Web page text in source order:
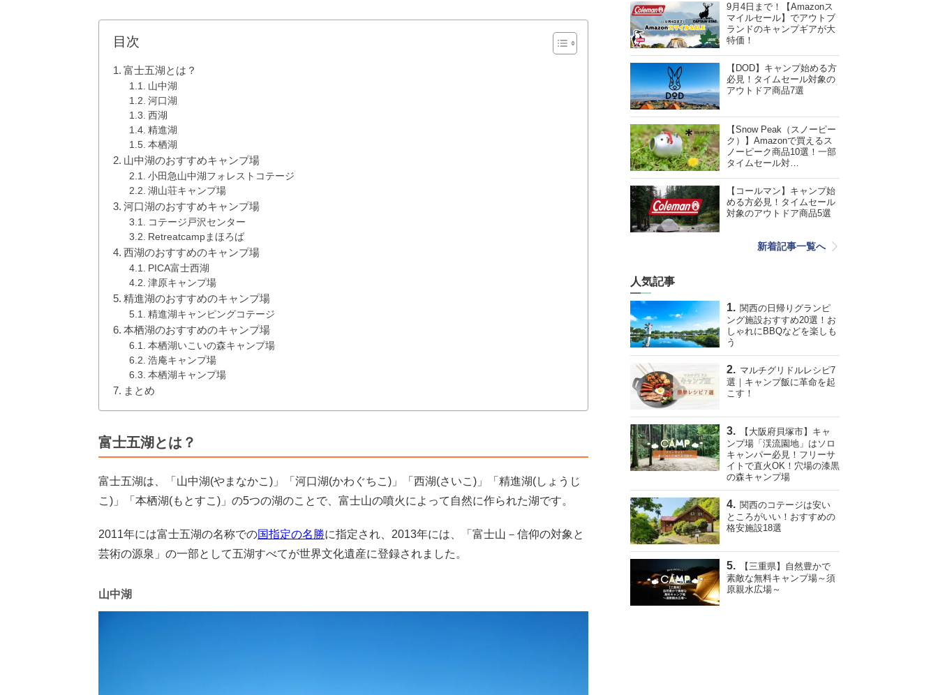
目次
富士五湖とは？
山中湖
河口湖
西湖
精進湖
本栖湖
山中湖のおすすめキャンプ場
小田急山中湖フォレストコテージ
湖山荘キャンプ場
河口湖のおすすめキャンプ場
コテージ戸沢センター
Retreatcampまほろば
西湖のおすすめのキャンプ場
PICA富士西湖
津原キャンプ場
精進湖のおすすめのキャンプ場
精進湖キャンピングコテージ
本栖湖のおすすめのキャンプ場
本栖湖いこいの森キャンプ場
浩庵キャンプ場
本栖湖キャンプ場
まとめ
富士五湖とは？
富士五湖は、「山中湖(やまなかこ)」「河口湖(かわぐちこ)」「西湖(さいこ)」「精進湖(しょうじ
こ)」「本栖湖(もとすこ)」の5つの湖のことで、富士山の噴火によって自然に作られた湖です。
2011年には富士五湖の名称での国指定の名勝に指定され、2013年には、「富士山－信仰の対象と
芸術の源泉」の一部として五湖すべてが世界文化遺産に登録されました。
山中湖
9月4日まで！【Amazonス
マイルセール】でアウトブ
ランドのキャンプギアが大
特価！
【DOD】キャンプ始める方
必見！タイムセール対象の
アウトドア商品7選
【Snow Peak（スノーピー
ク）】Amazonで買えるス
ノーピーク商品10選！一部
タイムセール対…
【コールマン】キャンプ始
める方必見！タイムセール
対象のアウトドア商品5選
新着記事一覧へ
人気記事
関西の日帰りグランピ
ング施設おすすめ20選！お
しゃれにBBQなどを楽しも
う
マルチグリドルレシピ7
選｜キャンプ飯に革命を起
こす！
【大阪府貝塚市】キャ
ンプ場「渓流園地」はソロ
キャンパー必見！フリーサ
イトで直火OK！穴場の漆黒
の森キャンプ場
関西のコテージは安い
ところがいい！おすすめの
格安施設18選
【三重県】自然豊かで
素敵な無料キャンプ場～須
原親水広場～